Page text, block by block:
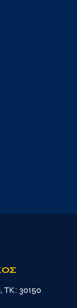
TK: 30150